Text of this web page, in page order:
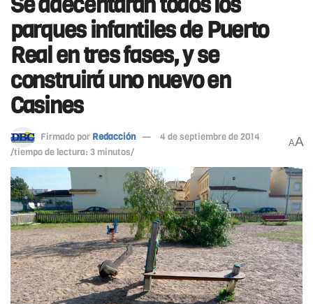
parques infantiles de Puerto
Real en tres fases, y se
construirá uno nuevo en
Casines
Firmado por Redacción
4 de septiembre de 2014
/tiempo de lectura: 3 minutos/
AA